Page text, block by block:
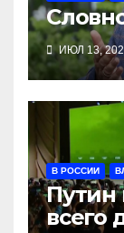
ИЮЛ 13,
В РОССИИ
Путин
всего